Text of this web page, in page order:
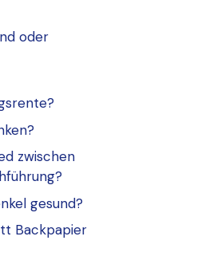
oder
zwischen
gesund?
Backpapier